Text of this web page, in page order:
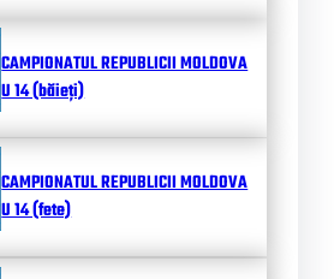
CAMPIONATUL REPUBLICII MOLDOVA
U 14 (băieți)
CAMPIONATUL REPUBLICII MOLDOVA
U 14 (fete)